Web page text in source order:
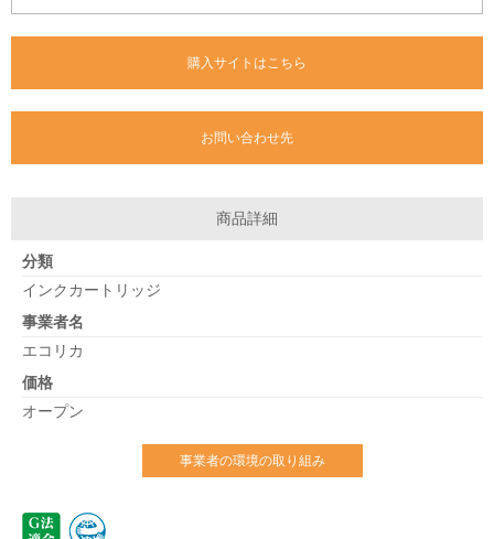
購入サイトはこちら
お問い合わせ先
商品詳細
分類
インクカートリッジ
事業者名
エコリカ
価格
オープン
事業者の環境の取り組み